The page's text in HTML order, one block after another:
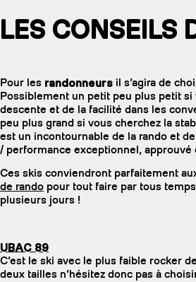
LES CONSEILS
Pour les randonneurs il s’agira de
Possiblement un petit peu plus petit
descente et de la facilité dans les
peu plus grand si vous cherchez la
est un incontournable de la rando et
/ performance exceptionnel, approuvé
Ces skis conviendront parfaitement
de rando pour tout faire par tous
plusieurs jours !
UBAC 89
C’est le ski avec le plus faible rocker
deux tailles n’hésitez donc pas à